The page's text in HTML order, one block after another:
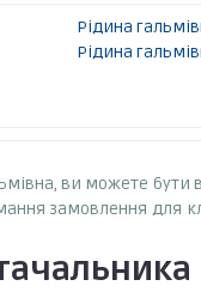
Рідина
Рідина
ви можете бути
замовлення для